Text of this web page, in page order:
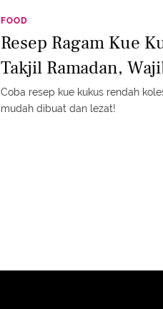
FOOD
Resep Ragam Kue
Takjil Ramadan,
Coba resep kue kukus rendah
mudah dibuat dan lezat!